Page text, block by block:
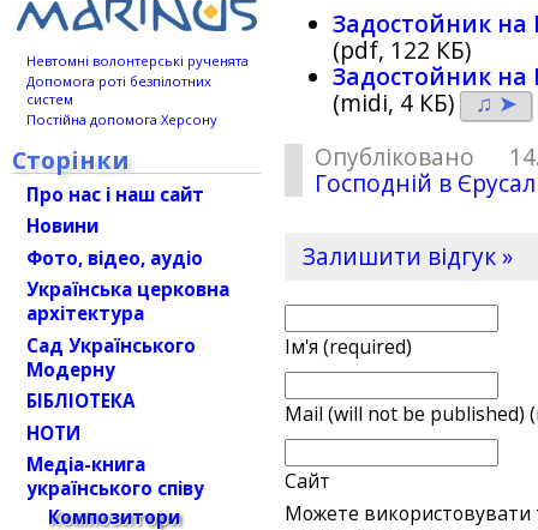
Задостойник на
(pdf, 122 КБ)
Задостойник на
(midi, 4 КБ) ♫ ➤
Опубліковано
Господній в
Залишити відгук »
Ім'я (required)
Mail (will not be published)
Сайт
Можете використовувати
Невтомні волонтерські рученята
Допомога роті безпілотних
систем
Постійна допомога Херсону
Сторінки
Про нас і наш сайт
Новини
Фото, відео, аудіо
Українська церковна
архітектура
Сад Українського
Модерну
БІБЛІОТЕКА
НОТИ
Медіа-книга
українського співу
Композитори